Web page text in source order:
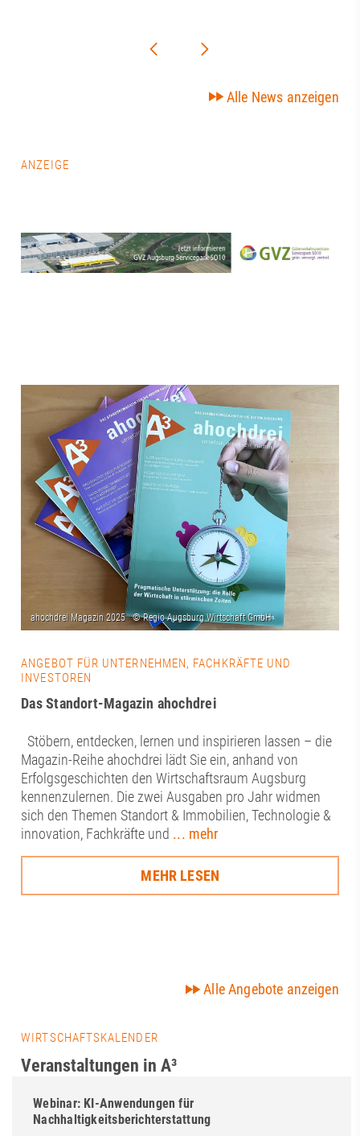
Alle News anzeigen
ANZEIGE
ANGEBOT FÜR UNTERNEHMEN, FACHKRÄFTE UND
INVESTOREN
Das Standort-Magazin ahochdrei
Stöbern, entdecken, lernen und inspirieren lassen – die
Magazin-Reihe ahochdrei lädt Sie ein, anhand von
Erfolgsgeschichten den Wirtschaftsraum Augsburg
kennenzulernen. Die zwei Ausgaben pro Jahr widmen
sich den Themen Standort & Immobilien, Technologie &
innovation, Fachkräfte und ... mehr
MEHR LESEN
Alle Angebote anzeigen
WIRTSCHAFTSKALENDER
Veranstaltungen in A³
Webinar: KI-Anwendungen für
Nachhaltigkeitsberichterstattung